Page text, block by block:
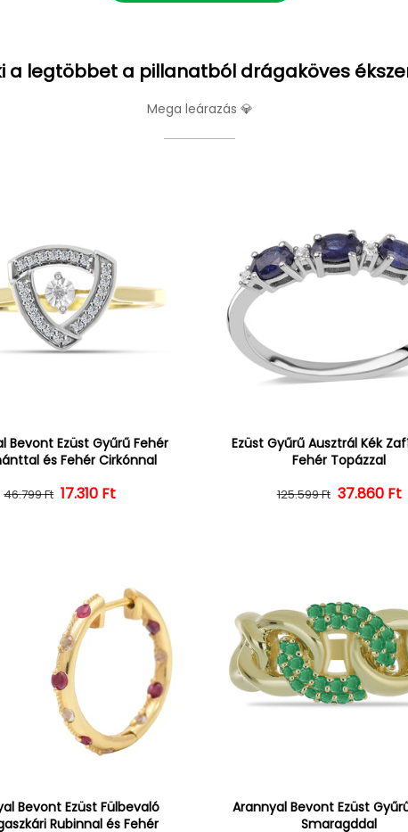
a legtöbbet a pillanatból drágaköves
Mega leárazás 💎
Bevont Ezüst Gyűrű Fehér
és Fehér Cirkónnal
Normál ár
46.799 Ft Kedvezményes ár
17.310 Ft
Ezüst Gyűrű Ausztrál Kék
Fehér Topázzal
Normál ár
125.599 Ft 37.860 Ft
Bevont Ezüst Fülbevaló
Rubinnal és Fehér
Arannyal Bevont Ezüst
Smaragddal